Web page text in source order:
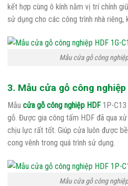
kết hợp cùng ô kính nằm vị trí chính
sử dụng cho các công trình nhà riêng,
Mẫu cửa gỗ công
3. Mẫu cửa gỗ công nghiệp
Mẫu cửa gỗ công nghiệp HDF1P-C13
gỗ. Được gia công tấm HDF đã qua
chịu lực rất tốt. Giúp cửa luôn được
cong vênh trong quá trình sử dụng.
Mẫu cửa gỗ công